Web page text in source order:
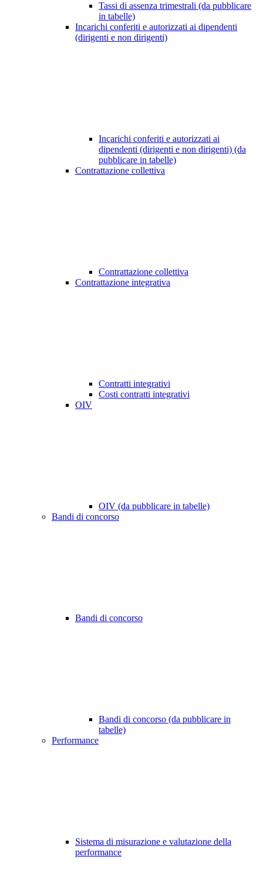
Tassi di assenza trimestrali (da pubblicare
in tabelle)
Incarichi conferiti e autorizzati ai dipendenti
(dirigenti e non dirigenti)
Incarichi conferiti e autorizzati ai
dipendenti (dirigenti e non dirigenti) (da
pubblicare in tabelle)
Contrattazione collettiva
Contrattazione collettiva
Contrattazione integrativa
Contratti integrativi
Costi contratti integrativi
OIV
OIV (da pubblicare in tabelle)
Bandi di concorso
Bandi di concorso
Bandi di concorso (da pubblicare in
tabelle)
Performance
Sistema di misurazione e valutazione della
performance